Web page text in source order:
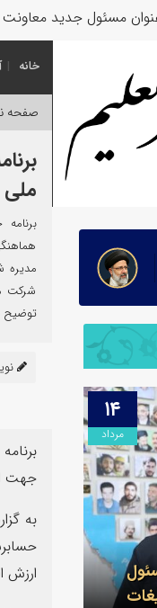
مسئول جدید معاونت
خانه
صفحه
مدیره
شرکت
توضیح
جهت
به
ارزش افزون بر ۵۰ هزار میلیارد ریال بوده و
۱۳
مرداد